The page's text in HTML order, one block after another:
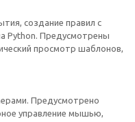
создание правил с
Python. Предусмотрены
просмотр шаблонов,
Предусмотрено
управление мышью,